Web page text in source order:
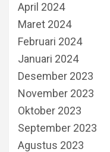
April 2024
Maret 2024
Februari 2024
Januari 2024
Desember 2023
November 2023
Oktober 2023
September 2023
Agustus 2023